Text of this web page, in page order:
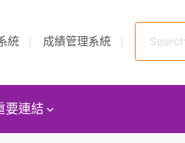
統 成績管理系統
要連結